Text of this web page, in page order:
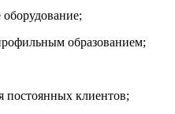
образованием;
постоянных клиентов;